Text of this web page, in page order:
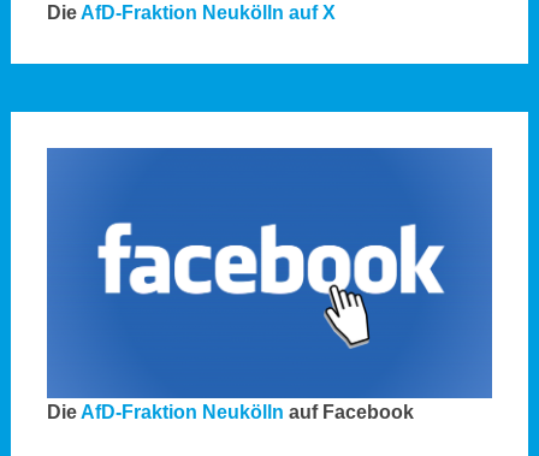
DieAfD-Fraktion Neukölln auf X
DieAfD-Fraktion Neukölln auf Facebook